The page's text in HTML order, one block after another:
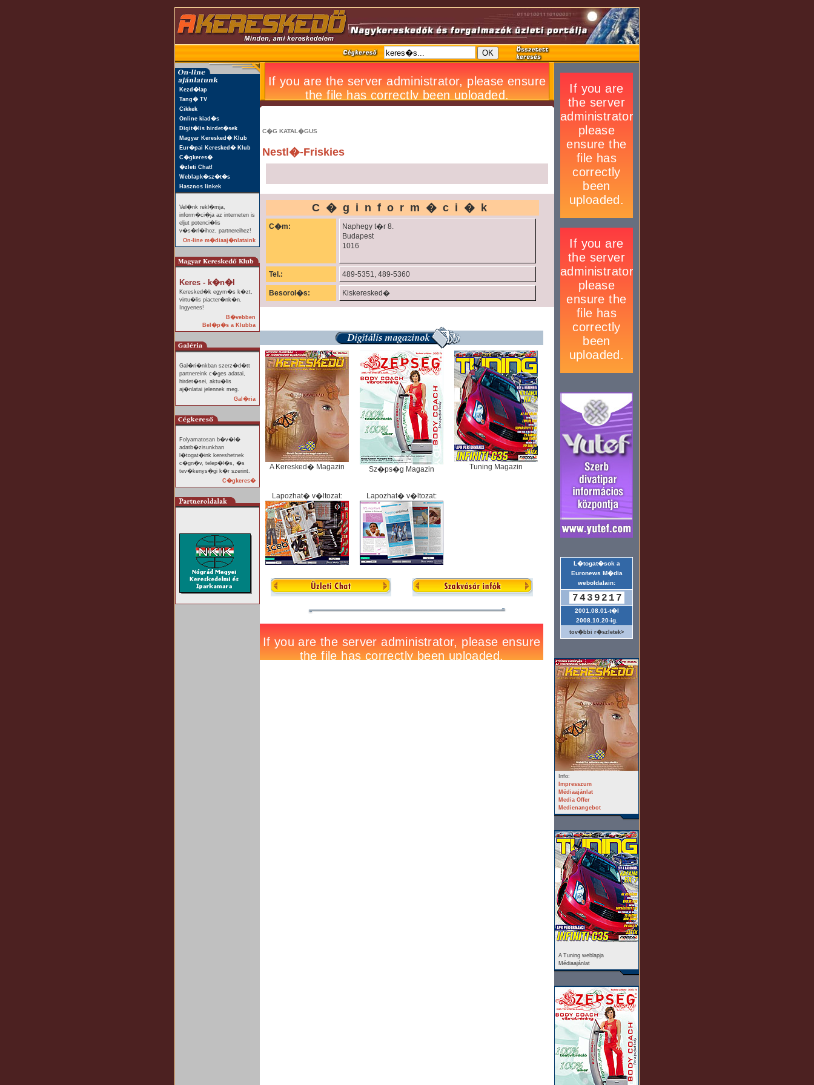
Kezd�lap
Tang� TV
Cikkek
Online kiad�s
Digit�lis hirdet�sek
Magyar Keresked� Klub
Eur�pai Keresked� Klub
C�gkeres�
�zleti Chat!
Weblapk�sz�t�s
Hasznos linkek
Vel�nk rekl�mja,
inform�ci�ja az interneten is
eljut potenci�lis
v�s�rl�ihoz, partnereihez!
On-line m�diaaj�nlataink
Keres - k�n�l
Keresked�k egym�s k�zt,
virtu�lis piacter�nk�n.
Ingyenes!
B�vebben
Bel�p�s a Klubba
Gal�ri�nkban szerz�d�tt
partnereink c�ges adatai,
hirdet�sei, aktu�lis
aj�nlatai jelennek meg.
Gal�ria
Folyamatosan b�v�l�
adatb�zisunkban
l�togat�ink kereshetnek
c�gn�v, telep�l�s, �s
tev�kenys�gi k�r szerint.
C�gkeres�
C�G KATAL�GUS
Nestl�-Friskies
C�ginform�ci�k
C�m:
Naphegy t�r 8.
Budapest
1016
Tel.: 489-5351, 489-5360
Besorol�s: Kiskeresked�
A Keresked� Magazin Sz�ps�g Magazin Tuning Magazin
Lapozhat� v�ltozat: Lapozhat� v�ltozat:
L�togat�sok a
Euronews M�dia
weboldalain:
7439217
2001.08.01-t�l
2008.10.20-ig.
tov�bbi r�szletek>
Info:
Impresszum
Médiaajánlat
Media Offer
Medienangebot
A Tuning weblapja
Médiaajánlat